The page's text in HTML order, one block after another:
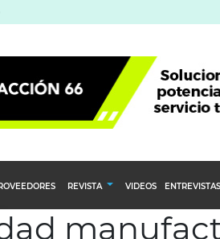
REVISTA
Calendario Editorial
VIDEOS ENTREVISTAS